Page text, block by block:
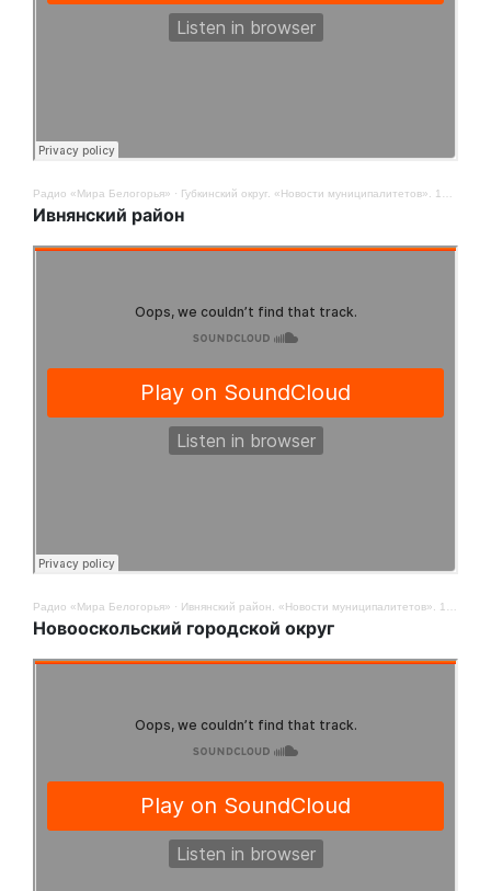
Радио «Мира Белогорья» · Губкинский округ. «Новости муниципалитетов». 14 ноября
Ивнянский район
Радио «Мира Белогорья» · Ивнянский район. «Новости муниципалитетов». 14 ноября
Новооскольский городской округ